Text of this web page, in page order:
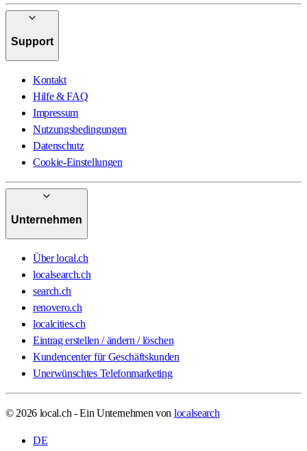
Support
Kontakt
Hilfe & FAQ
Impressum
Nutzungsbedingungen
Datenschutz
Cookie-Einstellungen
Unternehmen
Über local.ch
localsearch.ch
search.ch
renovero.ch
localcities.ch
Eintrag erstellen / ändern / löschen
Kundencenter für Geschäftskunden
Unerwünschtes Telefonmarketing
© 2026 local.ch - Ein Unternehmen von localsearch
DE